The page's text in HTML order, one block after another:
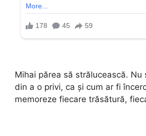
Mihai părea să strălucească. Nu
din a o privi, ca și cum ar fi
memoreze fiecare trăsătură,